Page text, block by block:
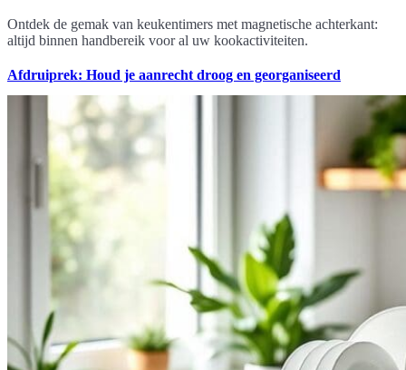
Ontdek de gemak van keukentimers met magnetische achterkant:
altijd binnen handbereik voor al uw kookactiviteiten.
Afdruiprek: Houd je aanrecht droog en georganiseerd